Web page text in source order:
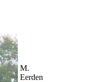
M.
Eerden